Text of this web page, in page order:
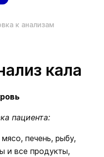
к анализам
кала
пациента:
печень, рыбу,
и все продукты,